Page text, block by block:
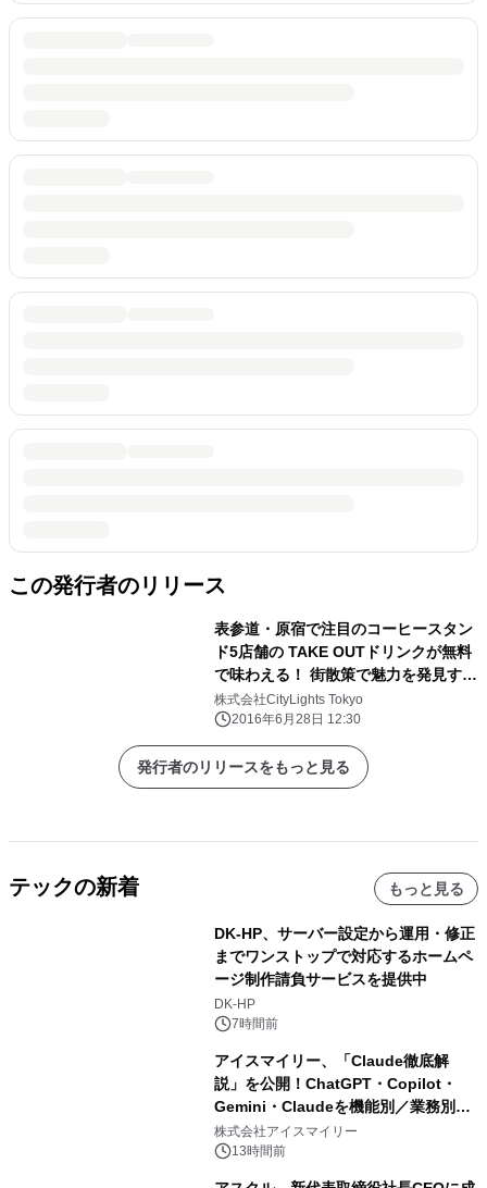
この発行者のリリース
表参道・原宿で注目のコーヒースタン
ド5店舗の TAKE OUTドリンクが無料
で味わえる！ 街散策で魅力を発見する
イベントを7月2日、3日に開催
株式会社CityLights Tokyo
2016年6月28日 12:30
発行者のリリースをもっと見る
テックの新着 もっと見る
DK-HP、サーバー設定から運用・修正
までワンストップで対応するホームペ
ージ制作請負サービスを提供中
DK-HP
7時間前
アイスマイリー、「Claude徹底解
説」を公開！ChatGPT・Copilot・
Gemini・Claudeを機能別／業務別に
比較―自社に合う生成AIの選び方がわ
かる実践ガイド
株式会社アイスマイリー
13時間前